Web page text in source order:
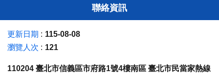
聯絡資訊
更新日期
115-08-08
瀏覽人次
121
110204 臺北市信義區市府路1號4樓南區 臺北市民當家熱線